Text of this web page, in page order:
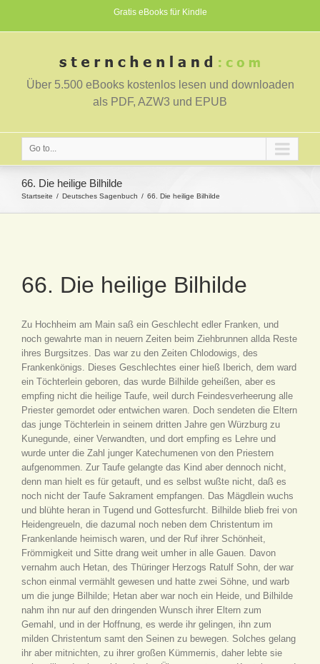
Gratis eBooks für Kindle
Über 5.500 eBooks kostenlos lesen und downloaden
als PDF, AZW3 und EPUB
Go to...
66. Die heilige Bilhilde
Startseite Deutsches Sagenbuch 66. Die heilige Bilhilde
66. Die heilige Bilhilde
Zu Hochheim am Main saß ein Geschlecht edler Franken, und
noch gewahrte man in neuern Zeiten beim Ziehbrunnen allda Reste
ihres Burgsitzes. Das war zu den Zeiten Chlodowigs, des
Frankenkönigs. Dieses Geschlechtes einer hieß Iberich, dem ward
ein Töchterlein geboren, das wurde Bilhilde geheißen, aber es
empfing nicht die heilige Taufe, weil durch Feindesverheerung alle
Priester gemordet oder entwichen waren. Doch sendeten die Eltern
das junge Töchterlein in seinem dritten Jahre gen Würzburg zu
Kunegunde, einer Verwandten, und dort empfing es Lehre und
wurde unter die Zahl junger Katechumenen von den Priestern
aufgenommen. Zur Taufe gelangte das Kind aber dennoch nicht,
denn man hielt es für getauft, und es selbst wußte nicht, daß es
noch nicht der Taufe Sakrament empfangen. Das Mägdlein wuchs
und blühte heran in Tugend und Gottesfurcht. Bilhilde blieb frei von
Heidengreueln, die dazumal noch neben dem Christentum im
Frankenlande heimisch waren, und der Ruf ihrer Schönheit,
Frömmigkeit und Sitte drang weit umher in alle Gauen. Davon
vernahm auch Hetan, des Thüringer Herzogs Ratulf Sohn, der war
schon einmal vermählt gewesen und hatte zwei Söhne, und warb
um die junge Bilhilde; Hetan aber war noch ein Heide, und Bilhilde
nahm ihn nur auf den dringenden Wunsch ihrer Eltern zum
Gemahl, und in der Hoffnung, es werde ihr gelingen, ihn zum
milden Christentum samt den Seinen zu bewegen. Solches gelang
ihr aber mitnichten, zu ihrer großen Kümmernis, daher lebte sie